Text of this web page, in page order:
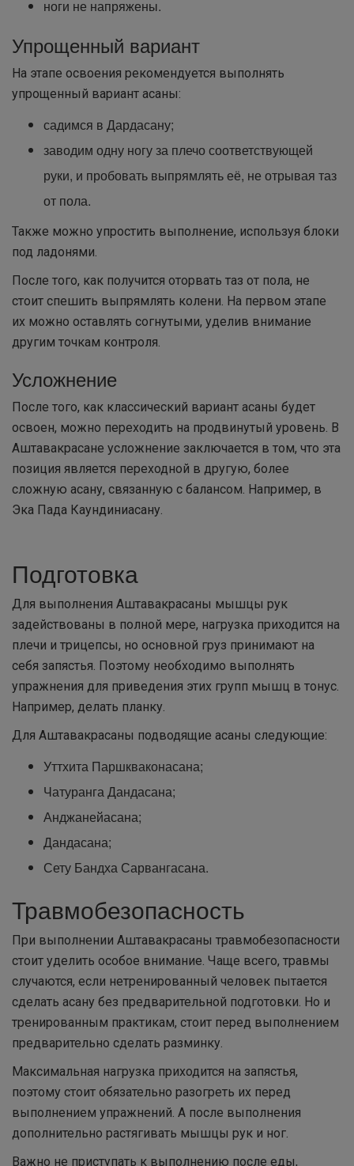
ноги не напряжены.
Упрощенный вариант
На этапе освоения рекомендуется выполнять
упрощенный вариант асаны:
садимся в Дардасану;
заводим одну ногу за плечо соответствующей
руки, и пробовать выпрямлять её, не отрывая таз
от пола.
Также можно упростить выполнение, используя блоки
под ладонями.
После того, как получится оторвать таз от пола, не
стоит спешить выпрямлять колени. На первом этапе
их можно оставлять согнутыми, уделив внимание
другим точкам контроля.
Усложнение
После того, как классический вариант асаны будет
освоен, можно переходить на продвинутый уровень. В
Аштавакрасане усложнение заключается в том, что эта
позиция является переходной в другую, более
сложную асану, связанную с балансом. Например, в
Эка Пада Каундиниасану.
Подготовка
Для выполнения Аштавакрасаны мышцы рук
задействованы в полной мере, нагрузка приходится на
плечи и трицепсы, но основной груз принимают на
себя запястья. Поэтому необходимо выполнять
упражнения для приведения этих групп мышц в тонус.
Например, делать планку.
Для Аштавакрасаны подводящие асаны следующие:
Уттхита Паршкваконасана;
Чатуранга Дандасана;
Анджанейасана;
Дандасана;
Сету Бандха Сарвангасана.
Травмобезопасность
При выполнении Аштавакрасаны травмобезопасности
стоит уделить особое внимание. Чаще всего, травмы
случаются, если нетренированный человек пытается
сделать асану без предварительной подготовки. Но и
тренированным практикам, стоит перед выполнением
предварительно сделать разминку.
Максимальная нагрузка приходится на запястья,
поэтому стоит обязательно разогреть их перед
выполнением упражнений. А после выполнения
дополнительно растягивать мышцы рук и ног.
Важно не приступать к выполнению после еды,